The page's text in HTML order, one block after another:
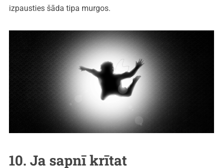
izpausties šāda tipa murgos.
10. Ja sapnī krītat